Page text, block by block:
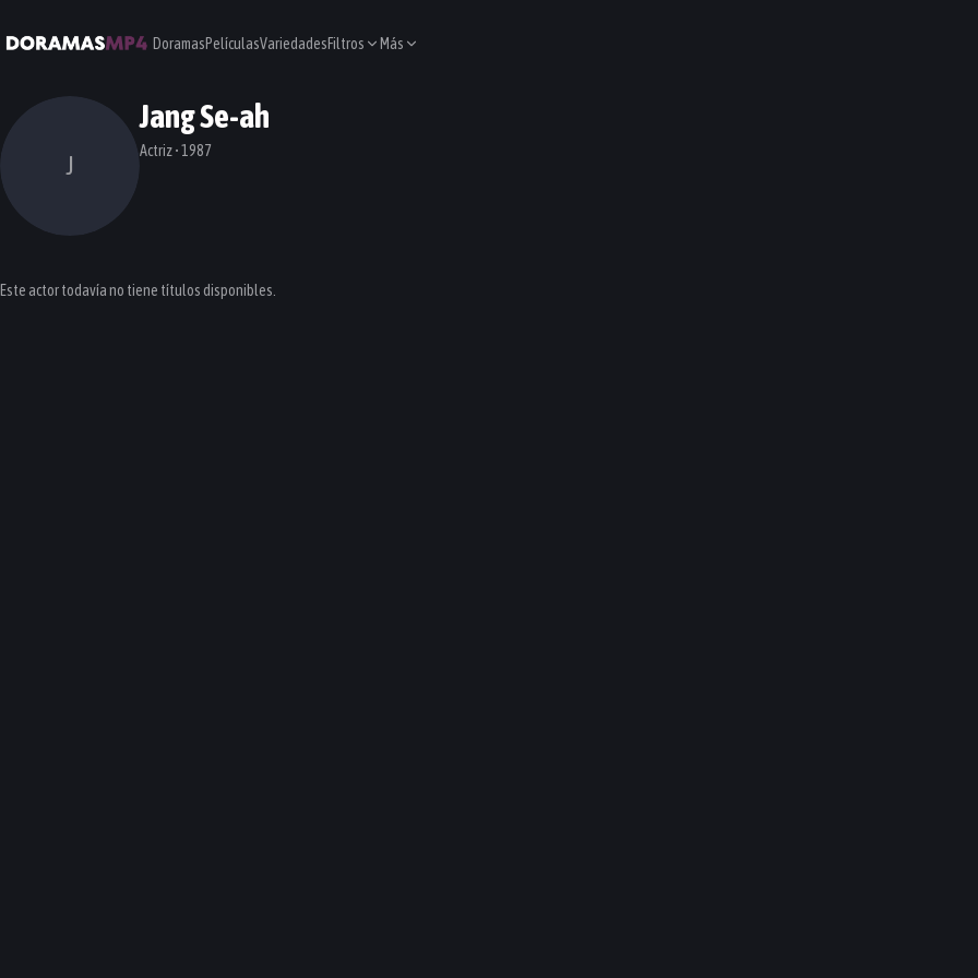
DoramasPelículasVariedadesFiltros Más
J
Jang Se-ah
Actriz • 1987
Este actor todavía no tiene títulos disponibles.